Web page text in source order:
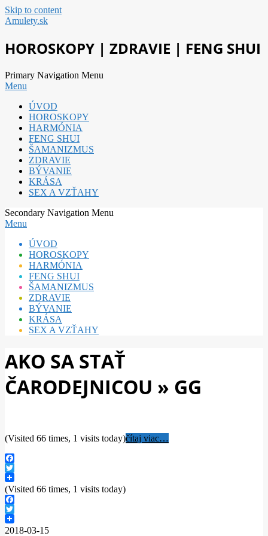
Skip to content
Amulety.sk
HOROSKOPY | ZDRAVIE | FENG SHUI
Primary Navigation Menu
Menu
ÚVOD
HOROSKOPY
HARMÓNIA
FENG SHUI
ŠAMANIZMUS
ZDRAVIE
BÝVANIE
KRÁSA
SEX A VZŤAHY
Secondary Navigation Menu
Menu
ÚVOD
HOROSKOPY
HARMÓNIA
FENG SHUI
ŠAMANIZMUS
ZDRAVIE
BÝVANIE
KRÁSA
SEX A VZŤAHY
AKO SA STAŤ
ČARODEJNICOU » GG
(Visited 66 times, 1 visits today)čítaj viac…
Facebook
Twitter
(Visited 66 times, 1 visits today)
Facebook
Twitter
2018-03-15